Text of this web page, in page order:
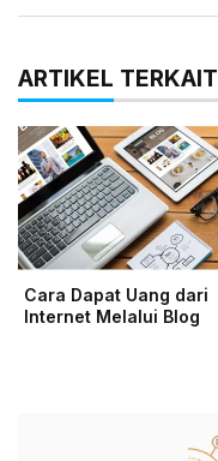
ARTIKEL TERKAIT
Cara Dapat Uang dari
Internet Melalui Blog